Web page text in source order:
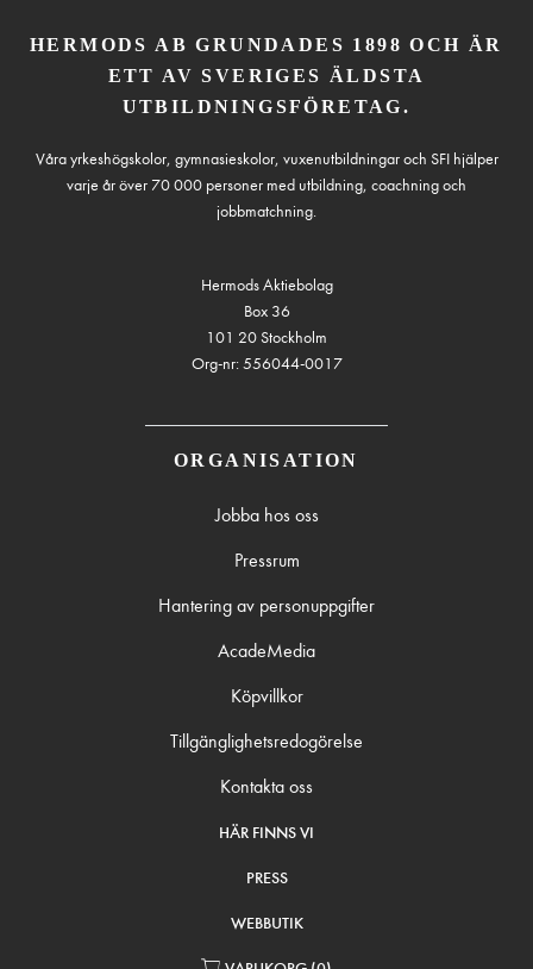
HERMODS AB GRUNDADES 1898 OCH ÄR
ETT AV SVERIGES ÄLDSTA
UTBILDNINGSFÖRETAG.
Våra yrkeshögskolor, gymnasieskolor, vuxenutbildningar och SFI hjälper
varje år över 70 000 personer med utbildning, coachning och
jobbmatchning.
Hermods Aktiebolag
Box 36
101 20 Stockholm
Org-nr: 556044-0017
ORGANISATION
Jobba hos oss
Pressrum
Hantering av personuppgifter
AcadeMedia
Köpvillkor
Tillgänglighetsredogörelse
Kontakta oss
HÄR FINNS VI
PRESS
WEBBUTIK